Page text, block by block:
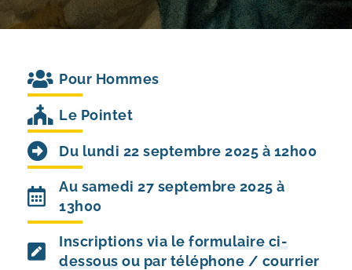
Pour Hommes
Le Pointet
Du lundi 22 septembre 2025 à 12h00
Au samedi 27 septembre 2025 à
13h00
Inscriptions via le formulaire ci-
dessous ou par téléphone / courrier